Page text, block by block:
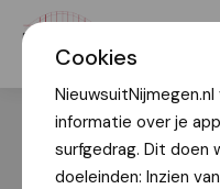
Cookies
informatie over je
surfgedrag. Dit doen
doeleinden: Inzien